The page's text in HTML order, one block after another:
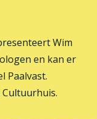
Wim
en kan er
Paalvast.